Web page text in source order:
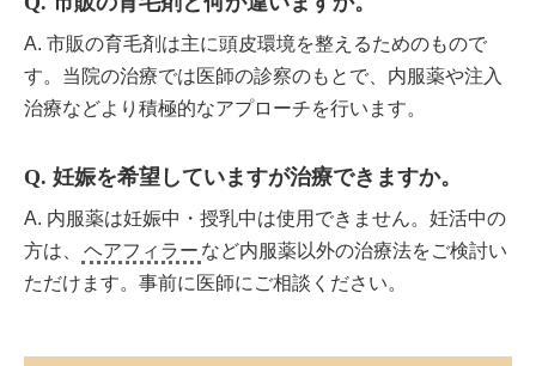
A. 市販の育毛剤は主に頭皮環境を整えるためのもので
す。当院の治療では医師の診察のもとで、内服薬や注入
治療などより積極的なアプローチを行います。
Q. 妊娠を希望していますが治療できますか。
A. 内服薬は妊娠中・授乳中は使用できません。妊活中の
方は、
ヘアフィラー など内服薬以外の治療法をご検討い
ただけます。事前に医師にご相談ください。